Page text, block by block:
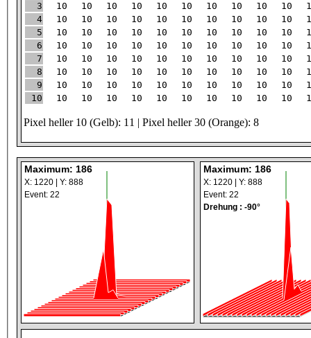
3
10 10 10 10 10 10 10 10 10 10
4
10 10 10 10 10 10 10 10 10 10
5
10 10 10 10 10 10 10 10 10 10
6
10 10 10 10 10 10 10 10 10 10
7
10 10 10 10 10 10 10 10 10 10
8
10 10 10 10 10 10 10 10 10 10
9
10 10 10 10 10 10 10 10 10 10
10
10 10 10 10 10 10 10 10 10 10
Pixel heller 10 (Gelb): 11 | Pixel heller 30 (Orange): 8
Maximum: 186
X: 1220 | Y: 888
Event: 22
Maximum: 186
X: 1220 | Y: 888
Event: 22
Drehung : -90°